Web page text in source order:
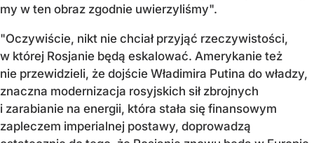
my w ten obraz zgodnie uwierzyliśmy".
"Oczywiście, nikt nie chciał przyjąć rzeczywistości,
w której Rosjanie będą eskalować. Amerykanie też
nie przewidzieli, że dojście Władimira Putina do władzy,
znaczna modernizacja rosyjskich sił zbrojnych
i zarabianie na energii, która stała się finansowym
zapleczem imperialnej postawy, doprowadzą